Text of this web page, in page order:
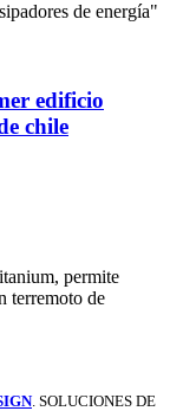
de energía"
edificio
chile
permite
terremoto de
. SOLUCIONES DE